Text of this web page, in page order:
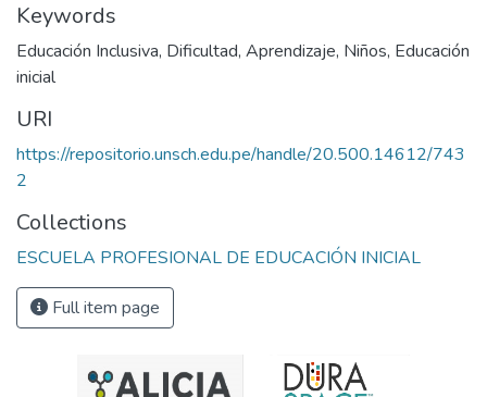
Keywords
Educación Inclusiva, Dificultad, Aprendizaje, Niños, Educación
inicial
URI
https://repositorio.unsch.edu.pe/handle/20.500.14612/743
2
Collections
ESCUELA PROFESIONAL DE EDUCACIÓN INICIAL
Full item page